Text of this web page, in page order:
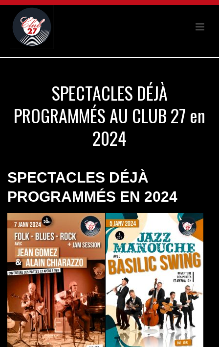
SPECTACLES DÉJÀ
PROGRAMMÉS AU CLUB 27 en
2024
SPECTACLES DÉJÀ
PROGRAMMÉS EN 2024